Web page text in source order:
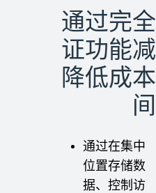
通过完
证功能
降低成
间
通过在集中
位置存储数
据、控制访